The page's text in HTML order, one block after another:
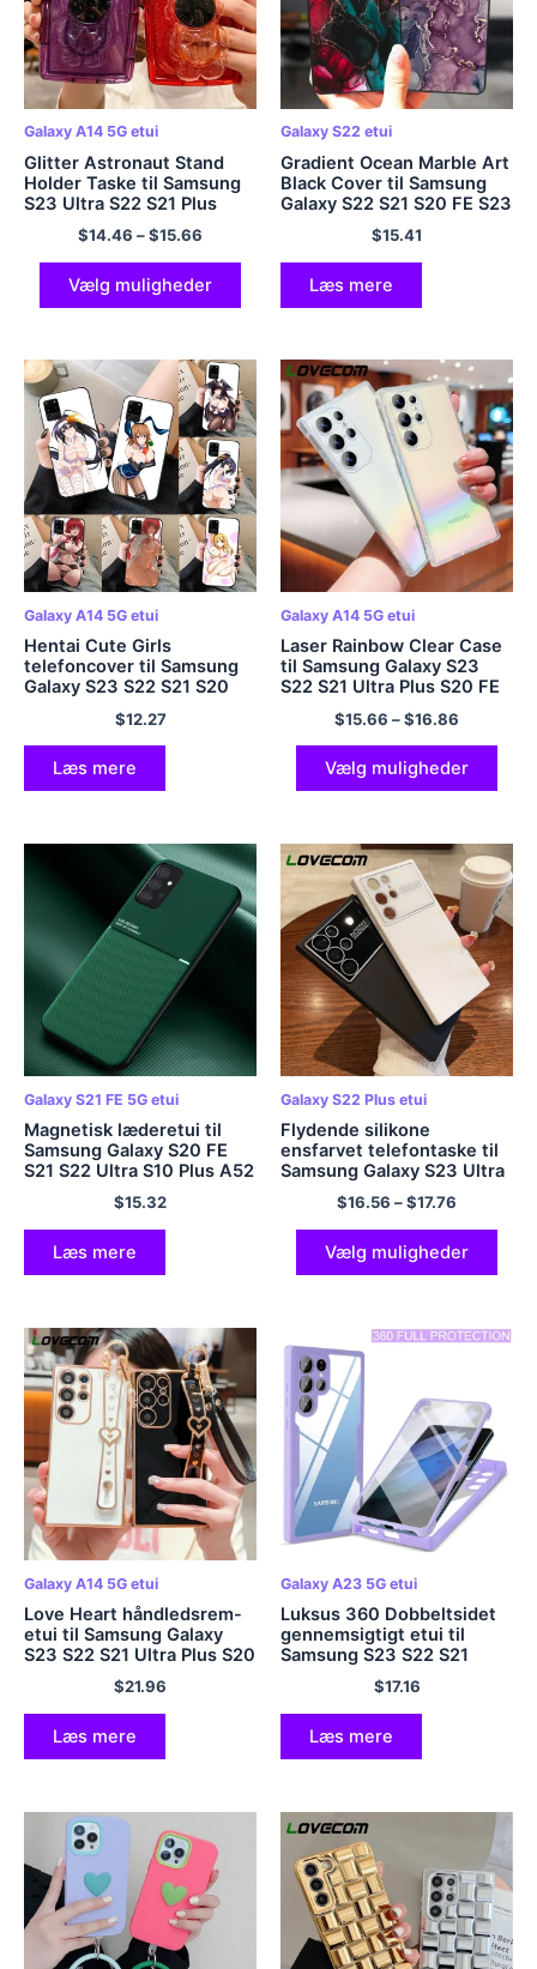
Galaxy A14 5G etui
Glitter Astronaut Stand
Holder Taske til Samsung
S23 Ultra S22 S21 Plus
A23 A13 A14 A34 A54
A32 A52 A51 A71 A72
Blødt klart cover
$14.46 –$15.66
Vælg muligheder
Galaxy S22 etui
Gradient Ocean Marble Art
Black Cover til Samsung
Galaxy S22 S21 S20 FE S23
Plus BEMÆRK 20 Ultra
S23Ultra S22Ultra Silikone
Cover
$15.41
Læs mere
Galaxy A14 5G etui
Hentai Cute Girls
telefoncover til Samsung
Galaxy S23 S22 S21 S20
Plus Ultra F14 F54 M14
M54 M53 Note20 Blødt
sort telefoncover
$12.27
Læs mere
Galaxy A14 5G etui
Laser Rainbow Clear Case
til Samsung Galaxy S23
S22 S21 Ultra Plus S20 FE
A54 A34 A14 A53 A52
A23 A24 A25 A13 5G blødt
cover
$15.66 –$16.86
Vælg muligheder
Galaxy S21 FE 5G etui
Magnetisk læderetui til
Samsung Galaxy S20 FE
S21 S22 Ultra S10 Plus A52
A12 A72 S Bemærk 20 9 10
9 S10E S20FE A53 A50 S9
Covers
$15.32
Læs mere
Galaxy S22 Plus etui
Flydende silikone
ensfarvet telefontaske til
Samsung Galaxy S23 Ultra
Plus S22 Ultra Plus 5G
glaslinsebeskytter blødt
cover
$16.56 –$17.76
Vælg muligheder
Galaxy A14 5G etui
Love Heart håndledsrem-
etui til Samsung Galaxy
S23 S22 S21 Ultra Plus S20
FE A54 A34 A14 A53 A23
A24 5G Crossbody-taske
blødt cover
$21.96
Læs mere
Galaxy A23 5G etui
Luksus 360 Dobbeltsidet
gennemsigtigt etui til
Samsung S23 S22 S21
Ultra FE Plus A52 A53 A32
A13 A23 A54 A72 A33 5G
blødt bagcover
$17.16
Læs mere